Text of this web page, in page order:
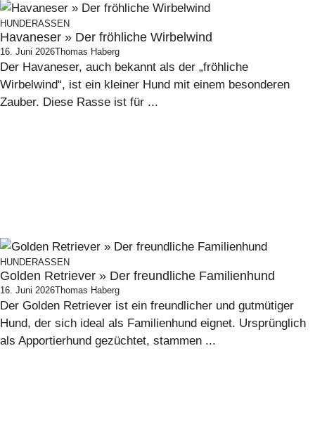
HUNDERASSEN
Havaneser » Der fröhliche Wirbelwind
16. Juni 2026Thomas Haberg
Der Havaneser, auch bekannt als der „fröhliche
Wirbelwind“, ist ein kleiner Hund mit einem besonderen
Zauber. Diese Rasse ist für ...
HUNDERASSEN
Golden Retriever » Der freundliche Familienhund
16. Juni 2026Thomas Haberg
Der Golden Retriever ist ein freundlicher und gutmütiger
Hund, der sich ideal als Familienhund eignet. Ursprünglich
als Apportierhund gezüchtet, stammen ...